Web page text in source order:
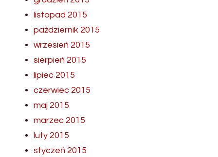
listopad 2015
październik 2015
wrzesień 2015
sierpień 2015
lipiec 2015
czerwiec 2015
maj 2015
marzec 2015
luty 2015
styczeń 2015